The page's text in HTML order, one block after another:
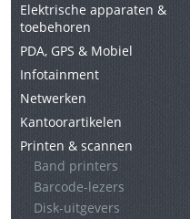
Elektrische apparaten &
toebehoren
PDA, GPS & Mobiel
Infotainment
Netwerken
Kantoorartikelen
Printen & scannen
Band printers
Barcode-lezers
Disk-uitgevers